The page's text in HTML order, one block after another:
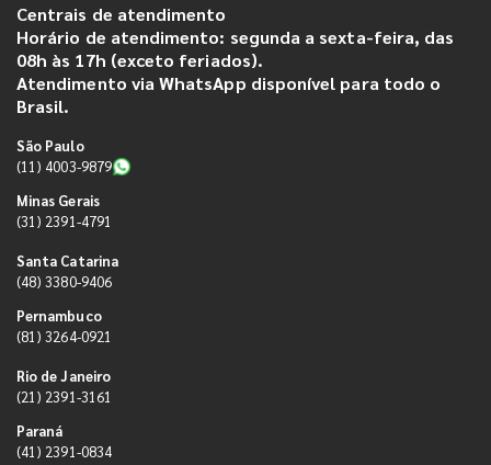
Centrais de atendimento
Horário de atendimento: segunda a sexta-feira, das
08h às 17h (exceto feriados).
Atendimento via WhatsApp disponível para todo o
Brasil.
São Paulo
(11) 4003-9879
Minas Gerais
(31) 2391-4791
Santa Catarina
(48) 3380-9406
Pernambuco
(81) 3264-0921
Rio de Janeiro
(21) 2391-3161
Paraná
(41) 2391-0834